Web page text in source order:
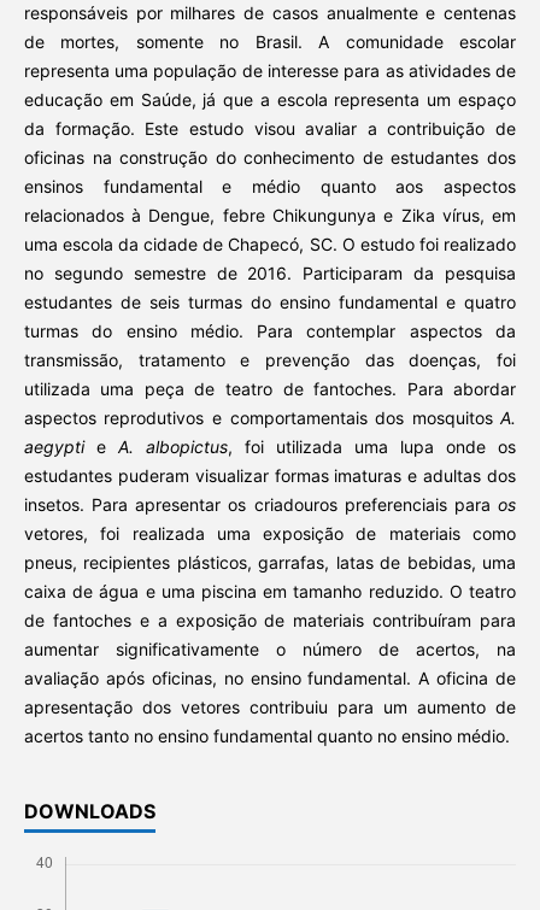
responsáveis por milhares de casos anualmente e centenas
de mortes, somente no Brasil. A comunidade escolar
representa uma população de interesse para as atividades de
educação em Saúde, já que a escola representa um espaço
da formação. Este estudo visou avaliar a contribuição de
oficinas na construção do conhecimento de estudantes dos
ensinos fundamental e médio quanto aos aspectos
relacionados à Dengue, febre Chikungunya e Zika vírus, em
uma escola da cidade de Chapecó, SC. O estudo foi realizado
no segundo semestre de 2016. Participaram da pesquisa
estudantes de seis turmas do ensino fundamental e quatro
turmas do ensino médio. Para contemplar aspectos da
transmissão, tratamento e prevenção das doenças, foi
utilizada uma peça de teatro de fantoches. Para abordar
aspectos reprodutivos e comportamentais dos mosquitosA.
aegyptie A. albopictus, foi utilizada uma lupa onde os
estudantes puderam visualizar formas imaturas e adultas dos
insetos. Para apresentar os criadouros preferenciais paraos
vetores, foi realizada uma exposição de materiais como
pneus, recipientes plásticos, garrafas, latas de bebidas, uma
caixa de água e uma piscina em tamanho reduzido. O teatro
de fantoches e a exposição de materiais contribuíram para
aumentar significativamente o número de acertos, na
avaliação após oficinas, no ensino fundamental. A oficina de
apresentação dos vetores contribuiu para um aumento de
acertos tanto no ensino fundamental quanto no ensino médio.
DOWNLOADS